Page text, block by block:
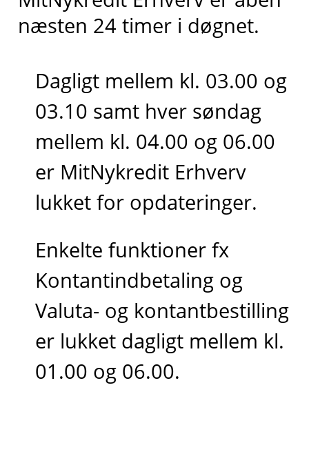
næsten 24 timer i døgnet.
Dagligt mellem kl. 03.00 og
03.10 samt hver søndag
mellem kl. 04.00 og 06.00
er MitNykredit Erhverv
lukket for opdateringer.
Enkelte funktioner fx
Kontantindbetaling og
Valuta- og kontantbestilling
er lukket dagligt mellem kl.
01.00 og 06.00.